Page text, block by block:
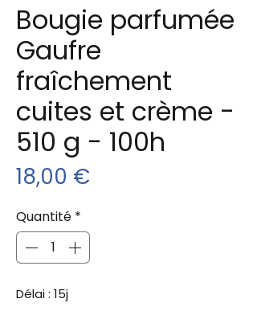
Bougie parfumée
Gaufre
fraîchement
cuites et crème -
510 g - 100h
18,00 €
Quantité *
Délai : 15j